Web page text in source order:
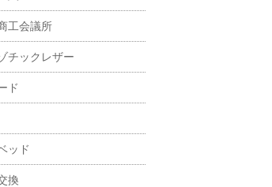
工会議所
チックレザー
ド
ッド
換